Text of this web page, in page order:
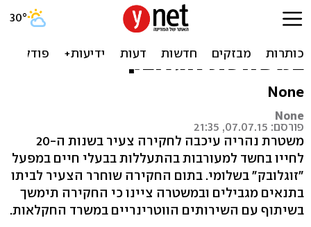
צעיר עוכב לחקירה בחשד
למעורבות בההתעללות
במשחטת זוגלובק
None
None
פורסם: 07.07.15, 21:35
משטרת נהריה עיכבה לחקירה צעיר בשנות ה-20
לחייו בחשד למעורבות בהתעללות בבעלי חיים במפעל
"זוגלובק" בשלומי. בתום החקירה שוחרר הצעיר לביתו
בתנאים מגבילים ובמשטרה ציינו כי החקירה תימשך
בשיתוף עם השירותים הווטרינריים במשרד החקלאות.